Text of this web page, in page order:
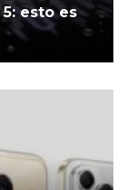
esto es